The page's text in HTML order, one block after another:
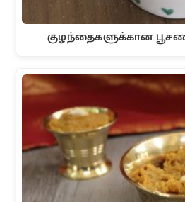
குழந்தைகளுக்கான